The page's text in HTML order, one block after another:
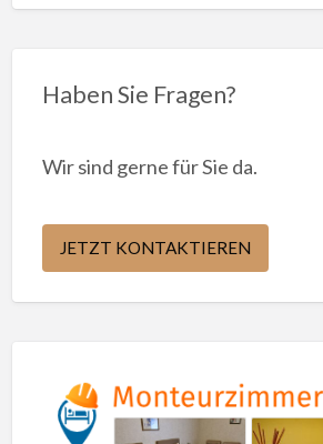
Haben Sie Fragen?
Wir sind gerne für Sie da.
JETZT KONTAKTIEREN